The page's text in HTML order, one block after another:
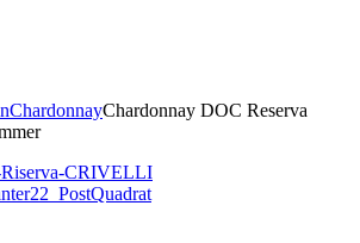
ChardonnayChardonnay DOC Reserva